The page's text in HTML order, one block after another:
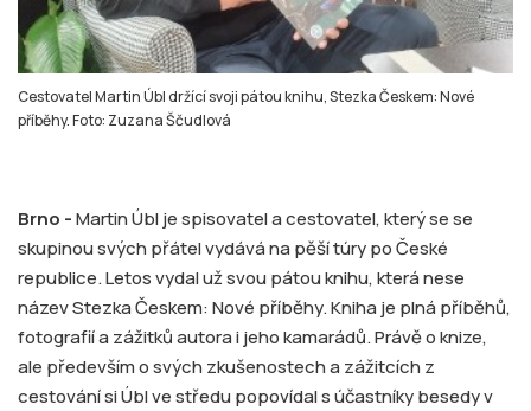
Cestovatel Martin Úbl držící svoji pátou knihu, Stezka Českem: Nové
příběhy. Foto: Zuzana Ščudlová
Brno -Martin Úbl je spisovatel a cestovatel, který se se
skupinou svých přátel vydává na pěší túry po České
republice. Letos vydal už svou pátou knihu, která nese
název Stezka Českem: Nové příběhy. Kniha je plná příběhů,
fotografií a zážitků autora i jeho kamarádů. Právě o knize,
ale především o svých zkušenostech a zážitcích z
cestování si Úbl ve středu popovídal s účastníky besedy v